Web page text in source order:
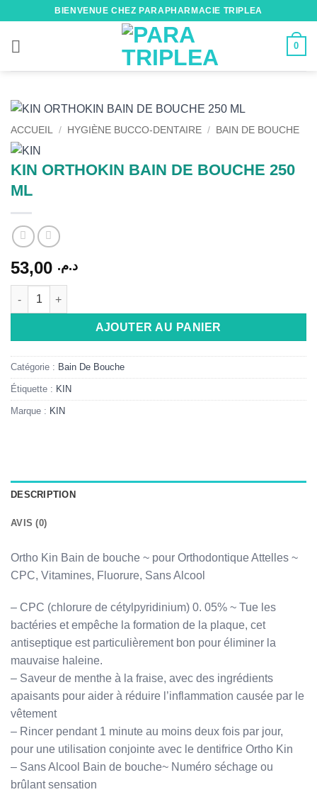
contenu
BIENVENUE CHEZ PARAPHARMACIE TRIPLEA
0
ACCUEIL / HYGIÈNE BUCCO-DENTAIRE / BAIN DE BOUCHE
KIN ORTHOKIN BAIN DE BOUCHE 250
ML
د.م.
quantité de KIN ORTHOKIN BAIN DE BOUCHE 250 ML
AJOUTER AU PANIER
Alternative:
Catégorie : Bain De Bouche
Étiquette : KIN
Marque : KIN
DESCRIPTION
AVIS (0)
Ortho Kin Bain de bouche ~ pour Orthodontique Attelles ~
CPC, Vitamines, Fluorure, Sans Alcool
– CPC (chlorure de cétylpyridinium) 0. 05% ~ Tue les
bactéries et empêche la formation de la plaque, cet
antiseptique est particulièrement bon pour éliminer la
mauvaise haleine.
– Saveur de menthe à la fraise, avec des ingrédients
apaisants pour aider à réduire l’inflammation causée par le
vêtement
– Rincer pendant 1 minute au moins deux fois par jour,
pour une utilisation conjointe avec le dentifrice Ortho Kin
– Sans Alcool Bain de bouche~ Numéro séchage ou
brûlant sensation